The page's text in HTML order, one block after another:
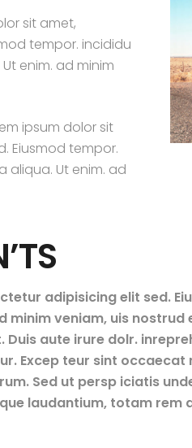
sit amet,
tempor. incididu
enim. ad minim
ipsum dolor sit
Eiusmod tempor.
aliqua. Ut enim. ad
adipisicing elit sed.
minim veniam, uis
aute irure dolr.
Excep teur sint
Sed ut persp iciatis
laudantium, totam rem